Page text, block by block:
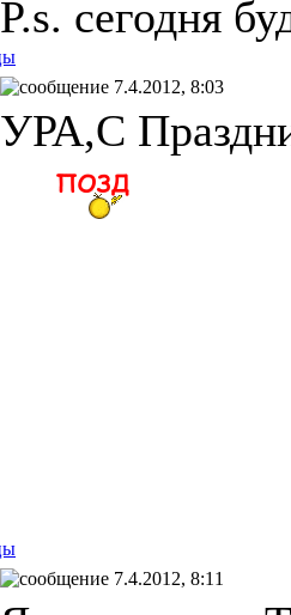
P.s. сегодня
7.4.2012, 8:03
УРА,С
7.4.2012, 8:11